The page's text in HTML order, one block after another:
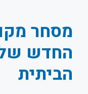
מסחר
החדש
הביתית